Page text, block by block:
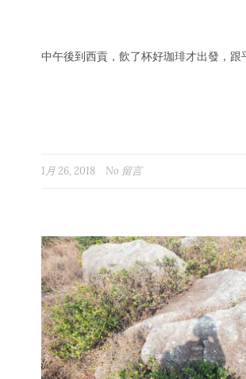
中午後到西貢，飲了杯好珈琲才出發，
1月 26, 2018 No 留言